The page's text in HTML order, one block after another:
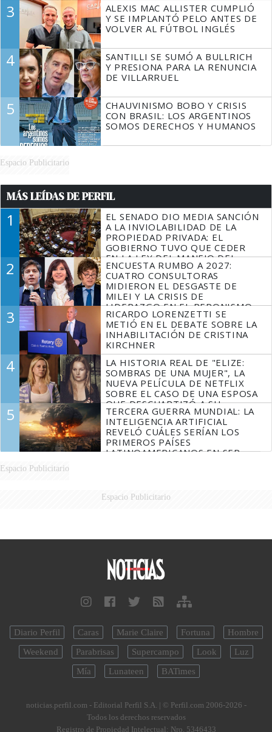
3
ALEXIS MAC ALLISTER CUMPLIÓ
Y SE IMPLANTÓ PELO ANTES DE
VOLVER AL FÚTBOL INGLÉS
4
SANTILLI SE SUMÓ A BULLRICH
Y PRESIONA PARA LA RENUNCIA
DE VILLARRUEL
5
CHAUVINISMO BOBO Y CRISIS
CON BRASIL: LOS ARGENTINOS
SOMOS DERECHOS Y HUMANOS
Espacio Publicitario
MÁS LEÍDAS DE PERFIL
1
EL SENADO DIO MEDIA SANCIÓN
A LA INVIOLABILIDAD DE LA
PROPIEDAD PRIVADA: EL
GOBIERNO TUVO QUE CEDER
EN LA LEY DEL MANEJO DEL
FUEGO
2
ENCUESTA RUMBO A 2027:
CUATRO CONSULTORAS
MIDIERON EL DESGASTE DE
MILEI Y LA CRISIS DE
LIDERAZGO EN EL PERONISMO
3
RICARDO LORENZETTI SE
METIÓ EN EL DEBATE SOBRE LA
INHABILITACIÓN DE CRISTINA
KIRCHNER
4
LA HISTORIA REAL DE "ELIZE:
SOMBRAS DE UNA MUJER", LA
NUEVA PELÍCULA DE NETFLIX
SOBRE EL CASO DE UNA ESPOSA
QUE DESCUARTIZÓ A SU
MARIDO
5
TERCERA GUERRA MUNDIAL: LA
INTELIGENCIA ARTIFICIAL
REVELÓ CUÁLES SERÍAN LOS
PRIMEROS PAÍSES
LATINOAMERICANOS EN SER
Espacio Publicitario
Espacio Publicitario
Diario Perfil Caras Marie Claire Fortuna
Hombre
Weekend
Parabrisas Supercampo Look
Luz
Mía
Lunateen BATimes
noticias.perfil.com - Editorial Perfil S.A. | © Perfil.com 2006-2026 -
Todos los derechos reservados
Registro de Propiedad Intelectual: Nro. 5346433